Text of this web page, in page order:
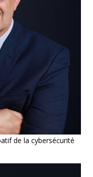
de la cybersécurité